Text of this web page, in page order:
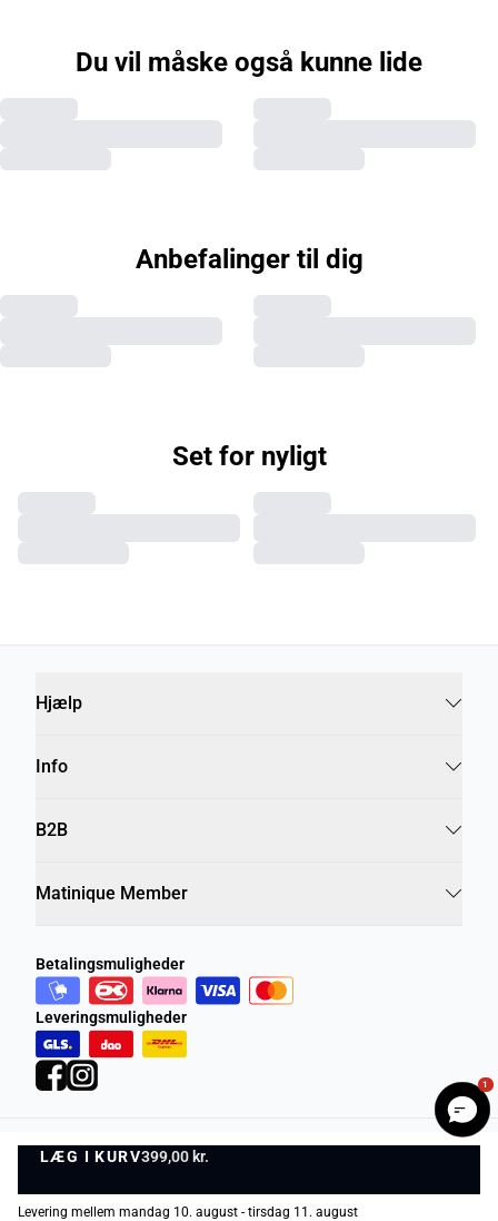
LÆG I KURV399,00 kr.
LÆG I KURV
Levering mellem mandag 10. august - tirsdag 11. august
Du vil måske også kunne lide
Anbefalinger til dig
Set for nyligt
Hjælp
Info
B2B
Matinique Member
Betalingsmuligheder
Leveringsmuligheder
Privatlivspolitik
©DK Company Online A/S2026
1